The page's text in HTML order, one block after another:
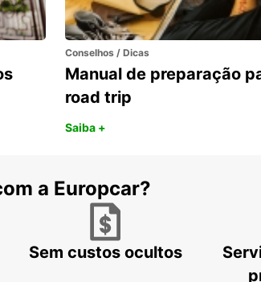
Conselhos / Dicas
Manual de preparação
road trip
Saiba +
a Europcar?
Sem custos ocultos